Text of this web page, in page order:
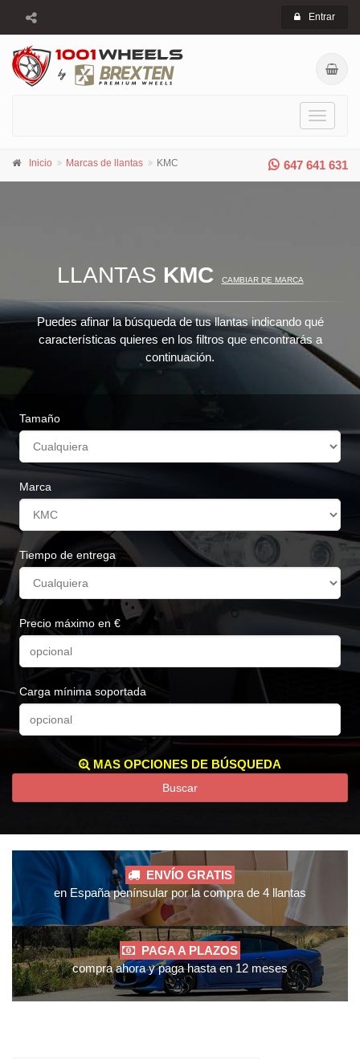
Entrar
Toggle
647 641 631
Inicio Marcas de llantas KMC
LLANTAS KMC CAMBIAR DE MARCA
Puedes afinar la búsqueda de tus llantas indicando qué
características quieres en los filtros que encontrarás a
continuación.
Tamaño
Marca
Tiempo de entrega
Precio máximo en €
Carga mínima soportada
MAS OPCIONES DE BÚSQUEDA
Buscar
ENVÍO GRATIS
en España penínsular por la compra de 4 llantas
PAGA A PLAZOS
compra ahora y paga hasta en 12 meses